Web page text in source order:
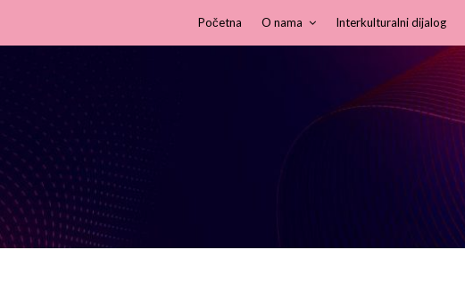
Početna O nama Interkulturalni dijalog